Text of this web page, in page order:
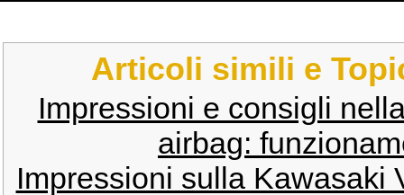
Articoli simili e
Impressioni e consigli
airbag:
Impressioni sulla Kawasaki